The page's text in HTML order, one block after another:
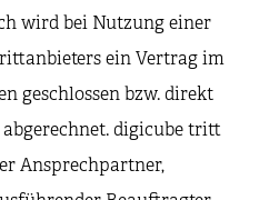
wird bei Nutzung einer
ein Vertrag im
geschlossen bzw. direkt
digicube tritt
Ansprechpartner,